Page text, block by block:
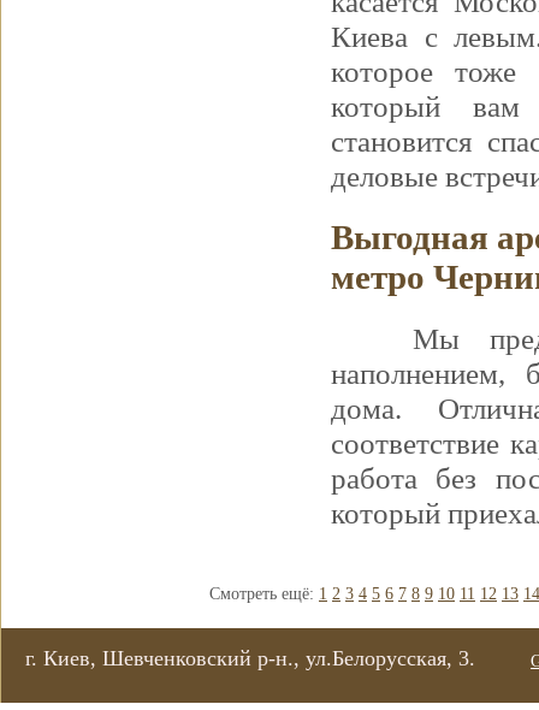
Киева с
которое тоже
который вам
становится
деловые
Выгодная
метро
Мы
наполнением,
дома.
соответствие
работа без
который
Смотреть ещё: 1 2 3 4 5 6 7 8 9 10 11 12 13 14
г. Киев, Шевченковский р-н., ул.Белорусская, 3.